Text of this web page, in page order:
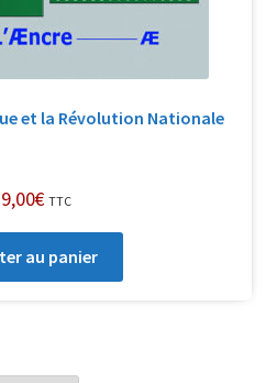
et la Révolution Nationale
€ TTC
au panier